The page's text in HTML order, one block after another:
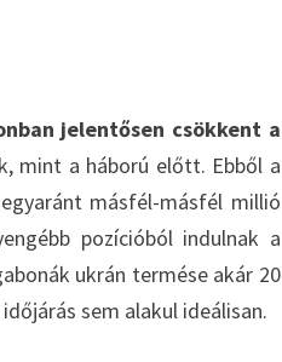
jelentősen csökkent a
mint a háború előtt. Ebből a
másfél-másfél millió
pozícióból indulnak a
ukrán termése akár 20
sem alakul ideálisan.